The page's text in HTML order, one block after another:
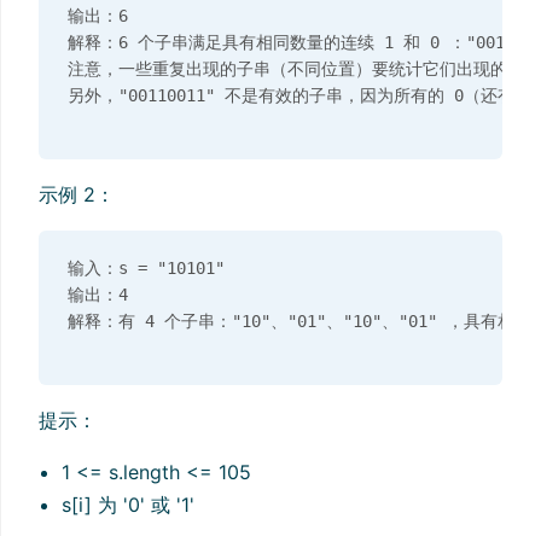
输出：6
解释：6 个子串满足具有相同数量的连续 1 和 0 ：
注意，一些重复出现的子串（不同位置）要统计它们出现的次
示例 2：
输入：s = "10101"
输出：4
提示：
1 <= s.length <= 105
s[i] 为 '0' 或 '1'